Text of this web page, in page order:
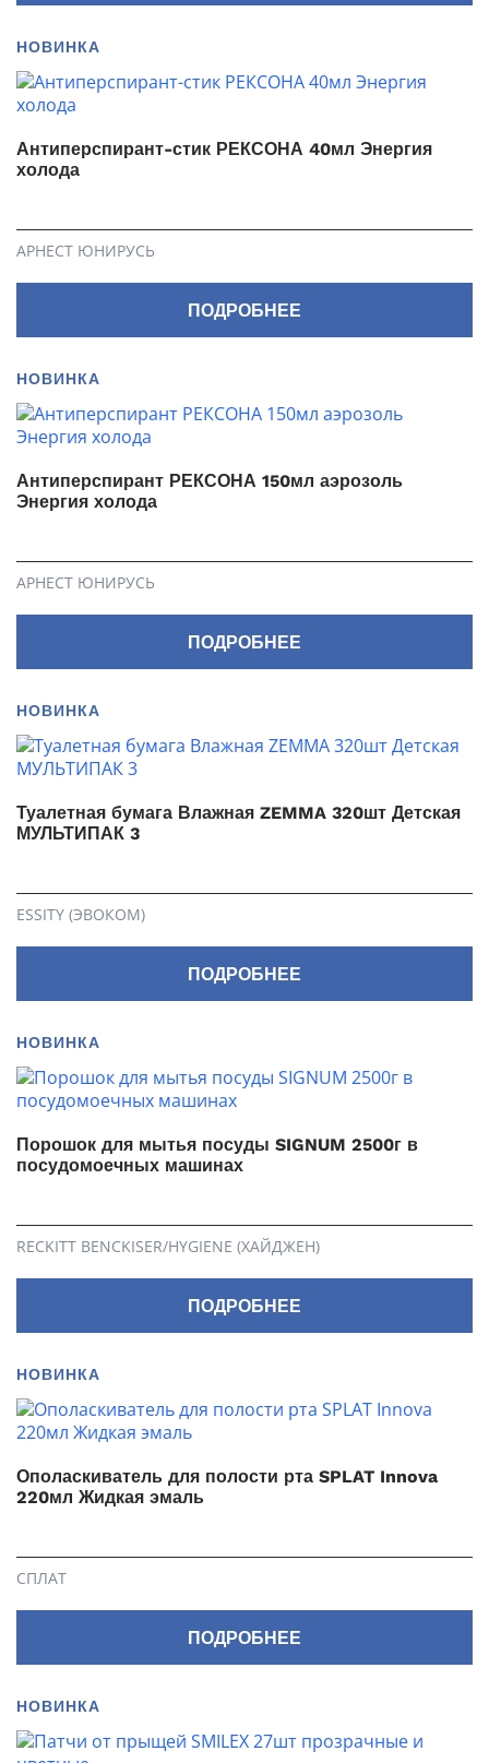
НОВИНКА
Антиперспирант-стик РЕКСОНА 40мл Энергия
холода
АРНЕСТ ЮНИРУСЬ
ПОДРОБНЕЕ
НОВИНКА
Антиперспирант РЕКСОНА 150мл аэрозоль
Энергия холода
АРНЕСТ ЮНИРУСЬ
ПОДРОБНЕЕ
НОВИНКА
Туалетная бумага Влажная ZEMMA 320шт Детская
МУЛЬТИПАК 3
ESSITY (ЭВОКОМ)
ПОДРОБНЕЕ
НОВИНКА
Порошок для мытья посуды SIGNUM 2500г в
посудомоечных машинах
RECKITT BENCKISER/HYGIENE (ХАЙДЖЕН)
ПОДРОБНЕЕ
НОВИНКА
Ополаскиватель для полости рта SPLAT Innova
220мл Жидкая эмаль
СПЛАТ
ПОДРОБНЕЕ
НОВИНКА